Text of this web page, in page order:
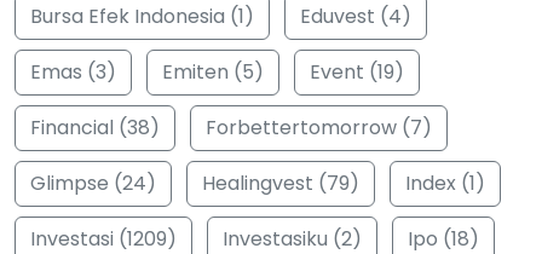
Bursa Efek Indonesia (1)
Eduvest (4)
Emas (3)
Emiten (5)
Event (19)
Financial (38)
Forbettertomorrow (7)
Glimpse (24)
Healingvest (79)
Index (1)
Investasi (1209)
Investasiku (2)
Ipo (18)